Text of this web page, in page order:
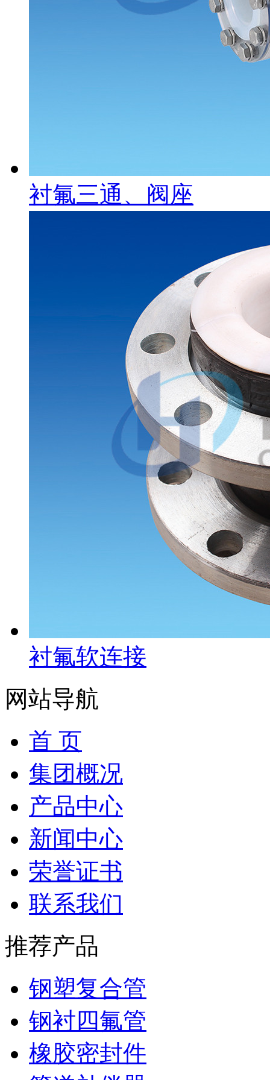
衬氟三通、阀座
衬氟软连接
网站导航
首 页
集团概况
产品中心
新闻中心
荣誉证书
联系我们
推荐产品
钢塑复合管
钢衬四氟管
橡胶密封件